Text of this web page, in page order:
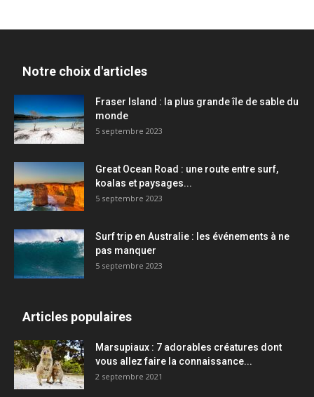
Notre choix d'articles
Fraser Island : la plus grande île de sable du
monde
5 septembre 2023
Great Ocean Road : une route entre surf,
koalas et paysages...
5 septembre 2023
Surf trip en Australie : les événements à ne
pas manquer
5 septembre 2023
Articles populaires
Marsupiaux : 7 adorables créatures dont
vous allez faire la connaissance...
2 septembre 2021